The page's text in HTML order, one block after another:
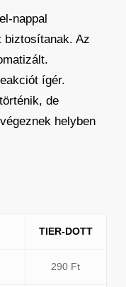
nappal
biztosítanak. Az
ígér.
de
helyben
TIER-DOTT
290 Ft